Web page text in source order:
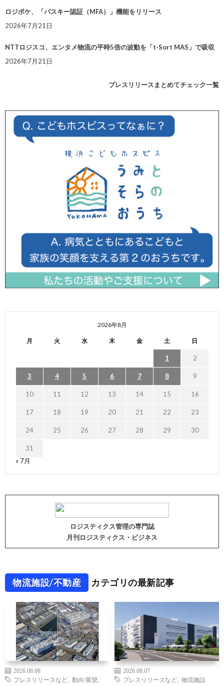
ロジポケ、「パスキー認証（MFA）」機能をリリース
2026年7月21日
NTTロジスコ、エンタメ物流の平時5倍の波動を「t-Sort MAS」で吸収
2026年7月21日
プレスリリースまとめてチェック一覧
2026年8月
月 火 水 木 金 土 日
1 2
3 4 5 6 7 8 9
10 11 12 13 14 15 16
17 18 19 20 21 22 23
24 25 26 27 28 29 30
31
« 7月
ロジスティクス管理の専門誌
月刊ロジスティクス・ビジネス
物流施設/不動産 カテゴリの最新記事
2026.08.08
プレスリリースなど
動向/展望
2026.08.07
プレスリリースなど
物流施設